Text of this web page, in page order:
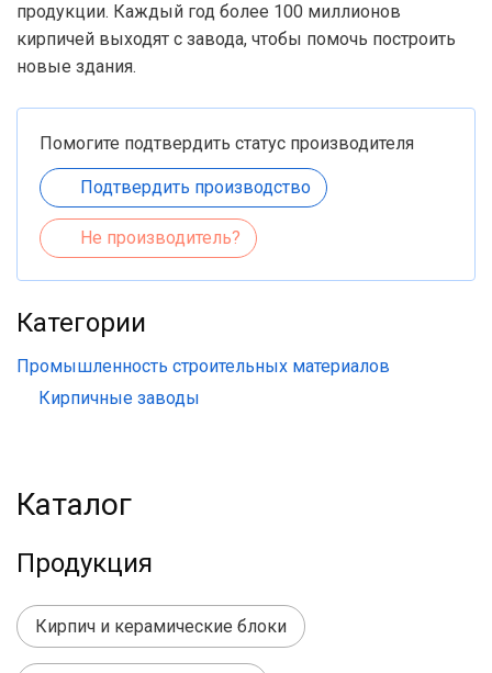
продукции. Каждый год более 100 миллионов
кирпичей выходят с завода, чтобы помочь построить
новые здания.
Помогите подтвердить статус производителя
Подтвердить производство
Не производитель?
Категории
Промышленность строительных материалов
Кирпичные заводы
Каталог
Продукция
Кирпич и керамические блоки